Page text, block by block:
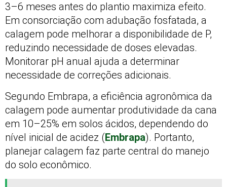
3–6 meses antes do plantio maximiza efeito.
Em consorciação com adubação fosfatada, a
calagem pode melhorar a disponibilidade de P,
reduzindo necessidade de doses elevadas.
Monitorar pH anual ajuda a determinar
necessidade de correções adicionais.
Segundo Embrapa, a eficiência agronômica da
calagem pode aumentar produtividade da cana
em 10–25% em solos ácidos, dependendo do
nível inicial de acidez (Embrapa). Portanto,
planejar calagem faz parte central do manejo
do solo econômico.